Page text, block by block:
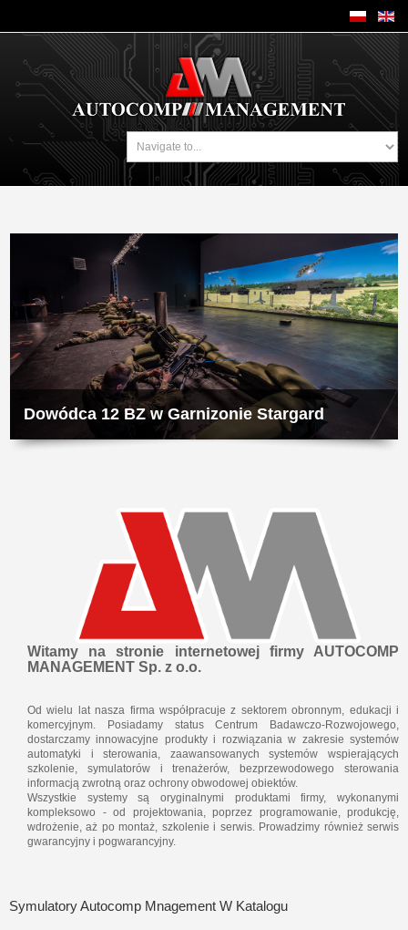
Dowódca 12 BZ w Garnizonie Stargard
Witamy na stronie internetowej firmy AUTOCOMP
MANAGEMENT Sp. z o.o.
Od wielu lat nasza firma współpracuje z sektorem obronnym, edukacji i
komercyjnym. Posiadamy status Centrum Badawczo-Rozwojowego,
dostarczamy innowacyjne produkty i rozwiązania w zakresie systemów
automatyki i sterowania, zaawansowanych systemów wspierających
szkolenie, symulatorów i trenażerów, bezprzewodowego sterowania
informacją zwrotną oraz ochrony obwodowej obiektów.
Wszystkie systemy są oryginalnymi produktami firmy, wykonanymi
kompleksowo - od projektowania, poprzez programowanie, produkcję,
wdrożenie, aż po montaż, szkolenie i serwis. Prowadzimy również serwis
gwarancyjny i pogwarancyjny.
Symulatory Autocomp Mnagement W Katalogu